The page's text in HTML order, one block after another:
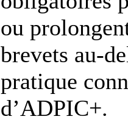
ou
brevets au-
pratique
d’ADPIC+.